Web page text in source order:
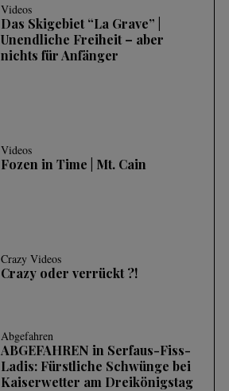
Videos
Das Skigebiet “La Grave” |
Unendliche Freiheit – aber
nichts für Anfänger
Videos
Fozen in Time | Mt. Cain
Crazy Videos
Crazy oder verrückt ?!
Abgefahren
ABGEFAHREN in Serfaus-Fiss-
Ladis: Fürstliche Schwünge bei
Kaiserwetter am Dreikönigstag